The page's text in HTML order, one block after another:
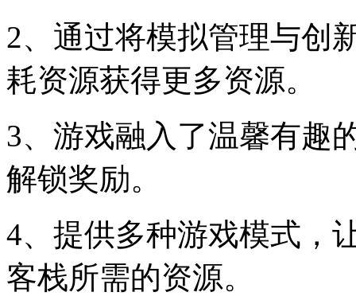
2、通过将模拟管理与创
耗资源获得更多资源。
3、游戏融入了温馨有趣
解锁奖励。
4、提供多种游戏模式，
客栈所需的资源。